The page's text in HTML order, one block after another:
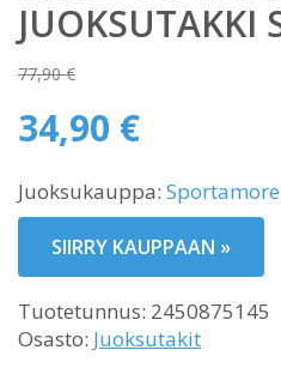
JUOKSUTAKKI
77,90€
Alkuperäinen
hinta
77,90 €.
34,90 €
hinta
on:
34,90 €.
Juoksukauppa:
SIIRRY KAUPPAAN »
Tuotetunnus: 2450875145
Osasto: Juoksutakit